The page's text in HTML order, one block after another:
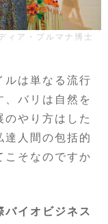
ィア・プルマナ博士
ルは単なる流行
、バリは自然を
やり方はした
達人間の包括的
こそなのですか
イオビジネス